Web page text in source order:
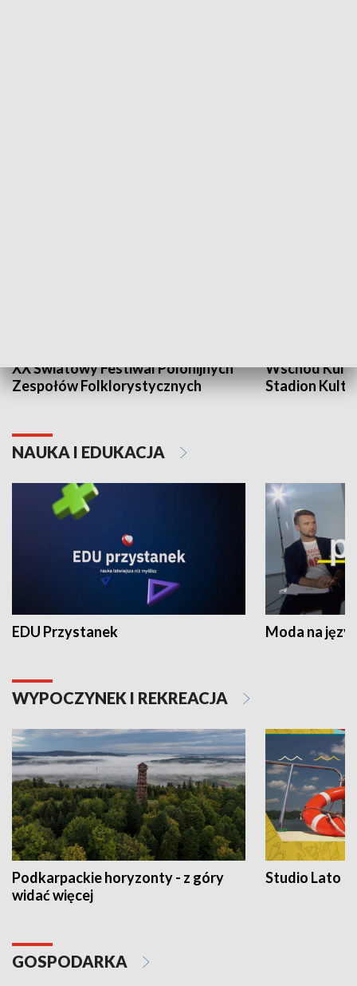
XX Światowy Festiwal Polonijnych
Zespołów Folklorystycznych
Wschód
Stadion
NAUKA I EDUKACJA
EDU Przystanek Moda na
WYPOCZYNEK I REKREACJA
Podkarpackie horyzonty - z góry
widać więcej
Studio Lato
GOSPODARKA